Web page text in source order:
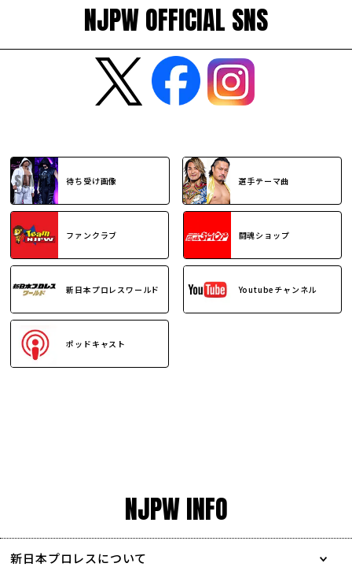
NJPW OFFICIAL SNS
待ち受け画像 選手テーマ曲
ファンクラブ 闘魂ショップ
新日本プロレスワールド Youtubeチャンネル
ポッドキャスト
NJPW INFO
新日本プロレスについて